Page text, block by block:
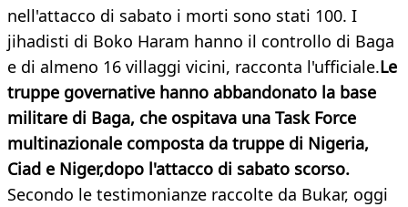
nell'attacco di sabato i morti sono stati 100. I
jihadisti di Boko Haram hanno il controllo di Baga
e di almeno 16 villaggi vicini, racconta l'ufficiale.Le
truppe governative hanno abbandonato la base
militare di Baga, che ospitava una Task Force
multinazionale composta da truppe di Nigeria,
Ciad e Niger,dopo l'attacco di sabato scorso.
Secondo le testimonianze raccolte da Bukar, oggi